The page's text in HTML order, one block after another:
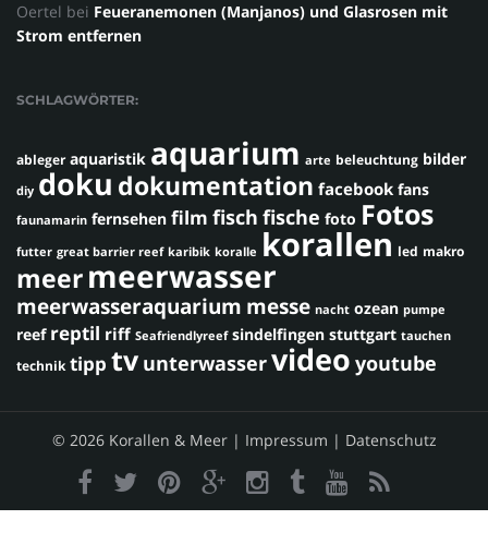
Oertel bei Feueranemonen (Manjanos) und Glasrosen mit
Strom entfernen
SCHLAGWÖRTER:
ableger aquaristik aquarium arte beleuchtung bilder
diy doku dokumentation facebook fans
faunamarin fernsehen film fisch fische foto Fotos
futter great barrier reef karibik koralle korallen led makro
meermeerwasser
meerwasseraquarium messe nacht ozean pumpe
reef reptil riff Seafriendlyreef sindelfingen stuttgart tauchen
technik tipp tv unterwasservideo youtube
© 2026 Korallen & Meer | Impressum | Datenschutz